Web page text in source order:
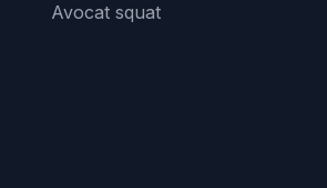
Avocat squat